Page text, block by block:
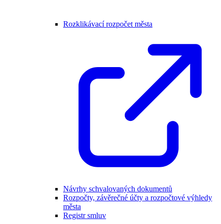
Rozklikávací rozpočet města
Návrhy schvalovaných dokumentů
Rozpočty, závěrečné účty a rozpočtové výhledy
města
Registr smluv